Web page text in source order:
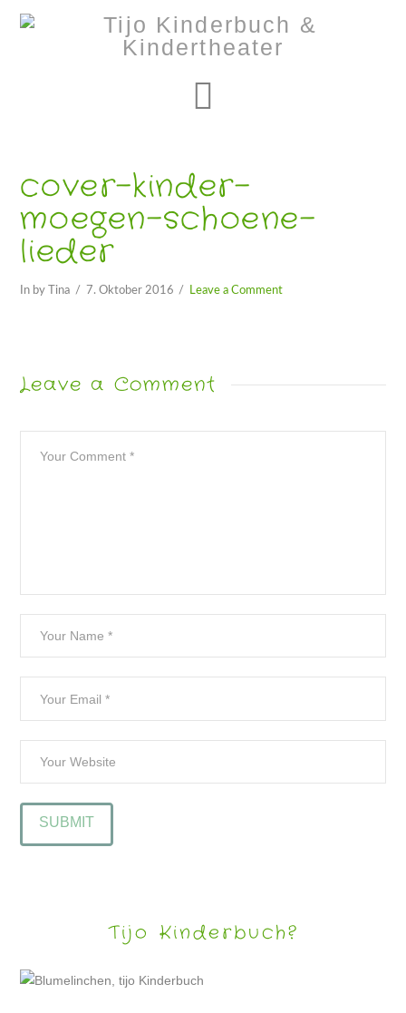
cover-kinder-
moegen-schoene-
lieder
In by Tina 7. Oktober 2016 Leave a Comment
Leave a Comment
Tijo Kinderbuch?